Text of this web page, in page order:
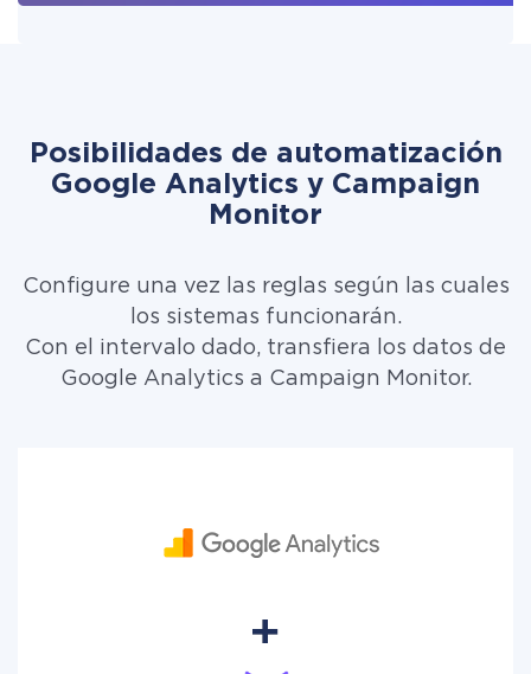
Posibilidades de automatización
Google Analytics y Campaign
Monitor
Configure una vez las reglas según las cuales
los sistemas funcionarán.
Con el intervalo dado, transfiera los datos de
Google Analytics a Campaign Monitor.